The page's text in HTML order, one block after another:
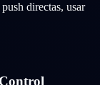
directas, usar